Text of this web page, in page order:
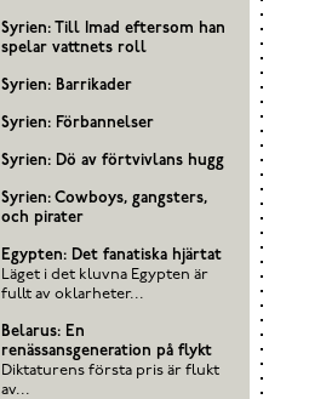
Syrien: Till Imad eftersom han
spelar vattnets roll
Syrien: Barrikader
Syrien: Förbannelser
Syrien: Dö av förtvivlans hugg
Syrien: Cowboys, gangsters,
och pirater
Egypten: Det fanatiska hjärtat
Läget i det kluvna Egypten är
fullt av oklarheter...
Belarus: En
renässansgeneration på flykt
Diktaturens första pris är flukt
av...